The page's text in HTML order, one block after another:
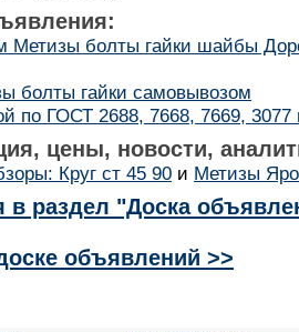
Метизы болты гайки шайбы
болты гайки самовывозом
по ГОСТ 2688, 7668, 7669, 3077
цены, новости,
Круг ст 45 90 и Метизы
в раздел "Доска
объявлений >>